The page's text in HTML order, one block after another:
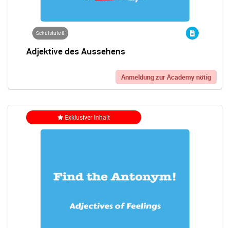
Schulstufe 8
Adjektive des Aussehens
Anmeldung zur Academy nötig
Exklusiver Inhalt